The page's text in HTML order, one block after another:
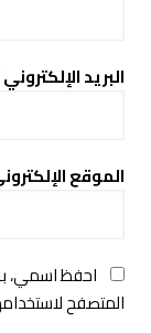
البريد الإلكتروني
الموقع
احفظ اسمي،
المتصفح